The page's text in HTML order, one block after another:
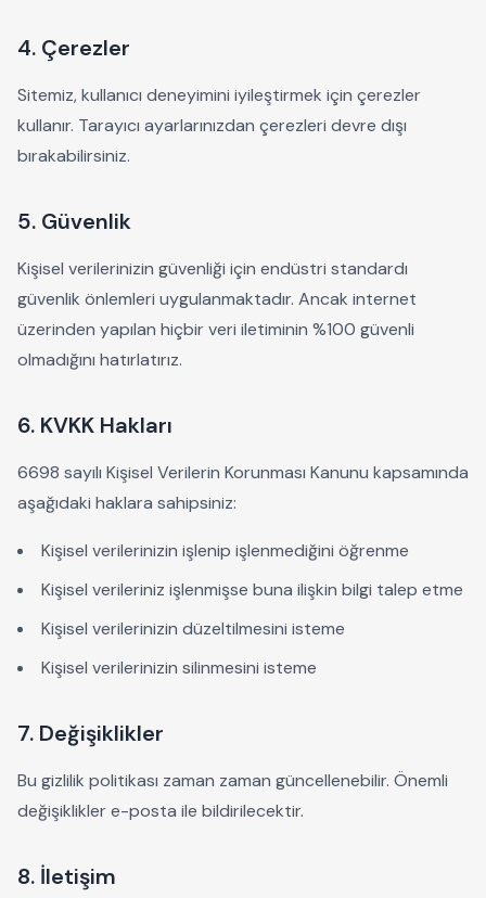
4. Çerezler
Sitemiz, kullanıcı deneyimini iyileştirmek için çerezler
kullanır. Tarayıcı ayarlarınızdan çerezleri devre dışı
bırakabilirsiniz.
5. Güvenlik
Kişisel verilerinizin güvenliği için endüstri standardı
güvenlik önlemleri uygulanmaktadır. Ancak internet
üzerinden yapılan hiçbir veri iletiminin %100 güvenli
olmadığını hatırlatırız.
6. KVKK Hakları
6698 sayılı Kişisel Verilerin Korunması Kanunu kapsamında
aşağıdaki haklara sahipsiniz:
Kişisel verilerinizin işlenip işlenmediğini öğrenme
Kişisel verileriniz işlenmişse buna ilişkin bilgi talep etme
Kişisel verilerinizin düzeltilmesini isteme
Kişisel verilerinizin silinmesini isteme
7. Değişiklikler
Bu gizlilik politikası zaman zaman güncellenebilir. Önemli
değişiklikler e-posta ile bildirilecektir.
8. İletişim